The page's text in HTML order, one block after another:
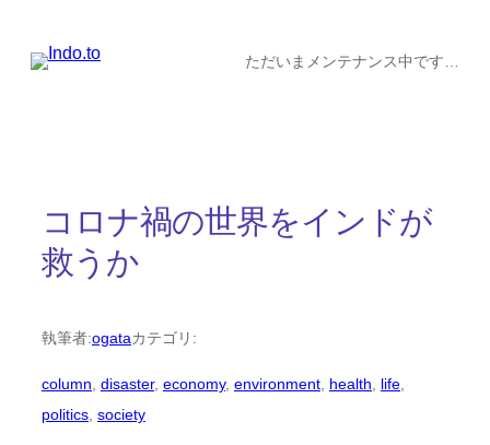
ただいまメンテナンス中です…
コロナ禍の世界をインドが
救うか
執筆者:ogataカテゴリ:
column, disaster, economy, environment, health, life
politics, society